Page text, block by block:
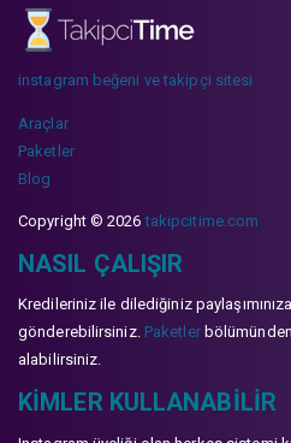
instagram beğeni ve takipçi sitesi
Araçlar
Paketler
Blog
Copyright © 2026takipcitime.com
NASIL ÇALIŞIR
Kredileriniz ile dilediğiniz
gönderebilirsiniz. Paketler
alabilirsiniz.
KIMLER KULLANABILIR